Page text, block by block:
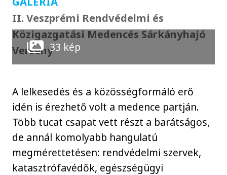
II. Veszprémi Rendvédelmi és
Közigazgatási Medencés Sárkányhajó
Verseny33 kép
A lelkesedés és a közösségformáló erő
idén is érezhető volt a medence partján.
Több tucat csapat vett részt a barátságos,
de annál komolyabb hangulatú
megmérettetésen: rendvédelmi szervek,
katasztrófavédők, egészségügyi